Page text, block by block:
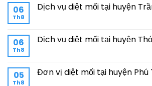
06
Th8
Dịch vụ diệt mối tại huyện
06
Th8
Dịch vụ diệt mối tại huyện
05
Th8
Đơn vị diệt mối tại huyện Phú